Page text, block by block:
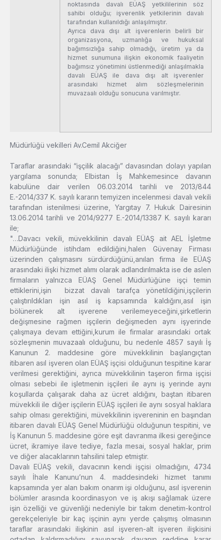
noktasında davalı EÜAŞ yetkililerinin söz
sahibi olduğu; işverenlik yetkilerinin davalı
tarafından kullanıldığı anlaşılmıştır.
Ayrıca dava dışı alt işverenlerin belirli bir
organizasyona, uzmanlığa ve hukuksal
bağımsızlığa sahip olmadığı, üretim ya da
hizmet sunumuna ilişkin ekonomik faaliyetin
bağımsız yönetimini üstlenmediği anlaşılmakla
davalı EÜAŞ ile dava dışı alt işverenler
arasındaki hizmet alım sözleşmelerinin
muvazaalı olduğu sonucuna varılmıştır.
Müdürlüğü vekilleri Av.Cemil Akciğer
Taraflar arasındaki “işçilik alacağı” davasından dolayı yapılan
yargılama sonunda; Elbistan İş Mahkemesince davanın
kabulüne dair verilen 06.03.2014 tarihli ve 2013/844
E.-2014/337 K. sayılı kararın temyizen incelenmesi davalı vekili
tarafından istenilmesi üzerine, Yargıtay 7. Hukuk Dairesinin
13.06.2014 tarihli ve 2014/9277 E.-2014/13387 K. sayılı kararı
ile;
"…Davacı vekili, müvekkilinin davalı EÜAŞ ait AEL İşletme
Müdürlüğünde istihdam edildiğini,halen Güvenay Firması
üzerinden çalışmasını sürdürdüğünü,anılan firma ile EÜAŞ
arasındaki ilişki hizmet alımı olarak adlandırılmakta ise de aslen
firmaların yalnızca EÜAŞ Genel Müdürlüğüne işçi temin
ettiklerini,işin bizzat davalı tarafça yönetildiğini,işçilerin
çalıştırıldıkları işin asıl iş kapsamında kaldığını,asıl işin
bölünerek alt işverene verilemeyeceğini,şirketlerin
değişmesine rağmen işçilerin değişmeden aynı işyerinde
çalışmaya devam ettiğini,kurum ile firmalar arasındaki ortak
sözleşmenin muvazaalı olduğunu, bu nedenle 4857 sayılı İş
Kanunun 2. maddesine göre müvekkilinin başlangıçtan
itibaren asıl işveren olan EÜAŞ işçisi olduğunun tespitine karar
verilmesi gerektiğini, ayrıca müvekkilinin taşeron firma işçisi
olması sebebi ile işletmenin işçileri ile aynı iş yerinde aynı
koşullarda çalışarak daha az ücret aldığını, baştan itibaren
müvekkili ile diğer işçilerin EÜAŞ işçileri ile aynı sosyal haklara
sahip olması gerektiğini, müvekkilinin işvereninin en başından
itibaren davalı EÜAŞ Genel Müdürlüğü olduğunun tespitini, ve
İş Kanunun 5. maddesine göre eşit davranma ilkesi gereğince
ücret, ikramiye ilave tediye, fazla mesai, sosyal haklar, prim
ve diğer alacaklarının tahsilini talep etmiştir.
Davalı EÜAŞ vekili, davacının kendi işçisi olmadığını, 4734
sayılı İhale Kanunu’nun 4. maddesindeki hizmet tanımı
kapsamında yer alan bakım onarım işi olduğunu, asıl işverenin
bölümler arasında koordinasyon ve iş akışı sağlamak üzere
işin özelliği ve güvenliği nedeniyle bir takım denetim-kontrol
gerekçeleriyle bir kaç işçinin aynı yerde çalışmış olmasının
taraflar arasındaki ilişkinin asıl işveren-alt işveren ilişkisini